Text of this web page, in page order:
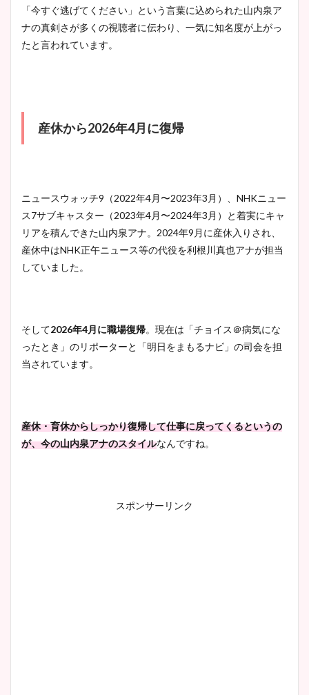
鈴木唯の太ってた時の体重が
豊島実季アナのカップ画像ま
宇賀神メグアナのニット画像
まとめ！足も美脚でカップも
凄い！
かわいい！カップや水着姿も
まとめた！
「今すぐ逃げてください」という言葉に込められた山内泉ア
ナの真剣さが多くの視聴者に伝わり、一気に知名度が上がっ
たと言われています。
産休から2026年4月に復帰
ニュースウォッチ9（2022年4月〜2023年3月）、NHKニュー
ス7サブキャスター（2023年4月〜2024年3月）と着実にキャ
リアを積んできた山内泉アナ。2024年9月に産休入りされ、
産休中はNHK正午ニュース等の代役を利根川真也アナが担当
していました。
そして2026年4月に職場復帰。現在は「チョイス＠病気にな
ったとき」のリポーターと「明日をまもるナビ」の司会を担
当されています。
産休・育休からしっかり復帰して仕事に戻ってくるというの
が、今の山内泉アナのスタイルなんですね。
スポンサーリンク